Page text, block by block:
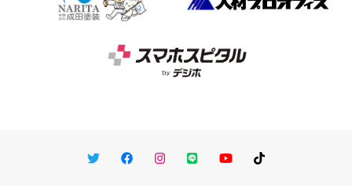
TwitterFacebookInstagram
LINE You TubeTikTok